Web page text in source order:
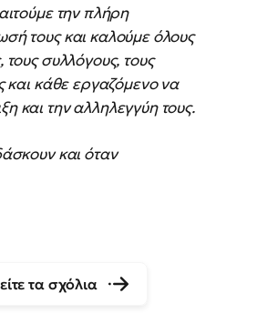
την πλήρη
τους και καλούμε όλους
τους συλλόγους, τους
και κάθε εργαζόμενο να
και την αλληλεγγύη τους.
και όταν
τα σχόλια